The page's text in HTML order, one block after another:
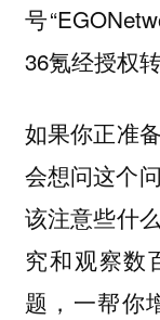
号
36氪经授权转
如果你正准
会想问这个
该注意些什
究和观察数
题，一帮你